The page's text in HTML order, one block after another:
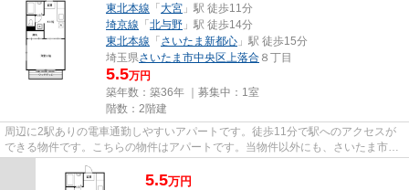
東北本線 「 大宮 」駅 徒歩11分
埼京線 「 北与野 」駅 徒歩14分
東北本線 「 さいたま新都心 」駅 徒歩15分
埼玉県さいたま市中央区上落合 ８丁目
5.5万円
築年数：築36年 ｜募集中： 1室
階数：2階建
周辺に2駅ありの電車通勤しやすいアパートです。徒歩11分で駅へのアクセスが
できる物件です。こちらの物件はアパートです。当物件以外にも、さいたま市中
央区内にはさまざまな物件がご...
5.5万円